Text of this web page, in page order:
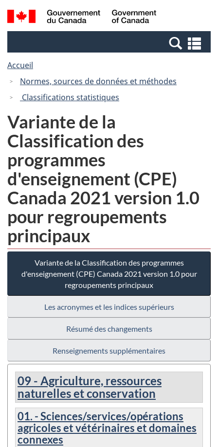
Passer
au
Passer
à
Canada
Recherche
et
et
Accueil
Normes, sources de données et méthodes
Classifications statistiques
Variante de la
Classification des
programmes
d'enseignement (CPE)
Canada 2021 version 1.0
pour regroupements
principaux
Variante de la Classification des programmes
d'enseignement (CPE) Canada 2021 version 1.0 pour
regroupements principaux
Les acronymes et les indices supérieurs
Résumé des changements
Renseignements supplémentaires
09 - Agriculture, ressources
naturelles et conservation
01. - Sciences/services/opérations
agricoles et vétérinaires et domaines
connexes